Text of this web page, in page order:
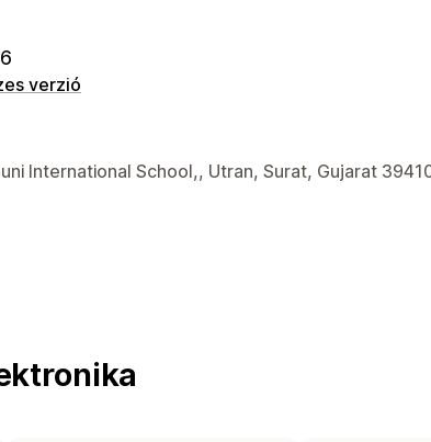
verzió
International School,, Utran, Surat, Gujarat